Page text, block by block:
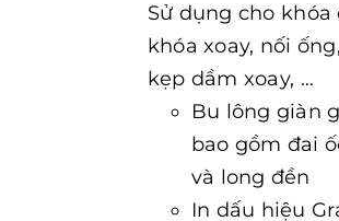
Sử dụng cho khóa
khóa xoay, nối
kẹp dầm xoay, …
Bu lông giàn
bao gồm đai
và long đền
In dấu hiệu